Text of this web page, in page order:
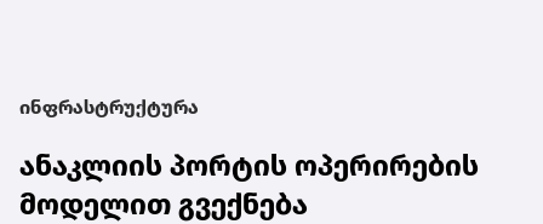
ინფრასტრუქტურა
ანაკლიის პორტის ოპერირების
მოდელით გვექნება